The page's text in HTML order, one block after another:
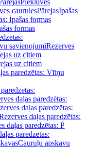
PārejasPiekļuves
caurulesPārejasĪpašas
Īpašas formas
formas
savienojumiRezerves
uz citiem
uz citiem
paredzētas: Vītņu
daļas paredzētas:
daļas paredzētas:
daļas paredzētas:
daļas paredzētas: P
paredzētas:
Cauruļu apskavu